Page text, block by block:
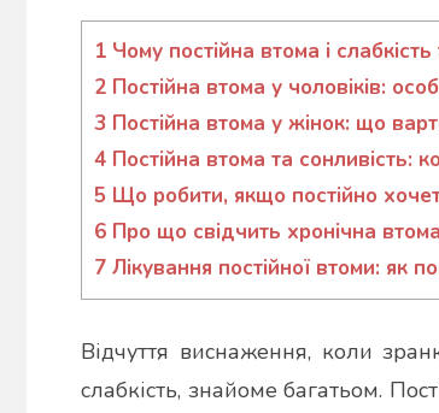
Гапон
Юлія
1 Чому постійна втома і
2 Постійна втома у чоловіків:
3 Постійна втома у жінок: що
4 Постійна втома та сонливість:
5 Що робити, якщо постійно
6 Про що свідчить хронічна втома
7 Лікування постійної втоми: як
Відчуття виснаження, коли
слабкість, знайоме багатьом.